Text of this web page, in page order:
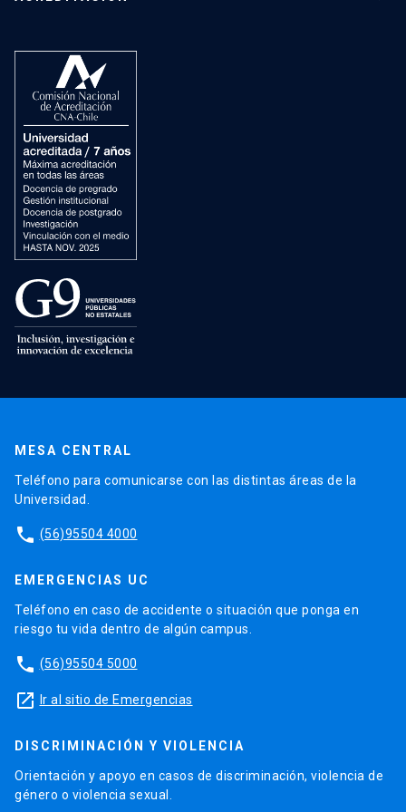
MESA CENTRAL
Teléfono para comunicarse con las distintas áreas de la
Universidad.
phone (56)95504 4000
EMERGENCIAS UC
Teléfono en caso de accidente o situación que ponga en
riesgo tu vida dentro de algún campus.
phone (56)95504 5000
launch Ir al sitio de Emergencias
DISCRIMINACIÓN Y VIOLENCIA
Orientación y apoyo en casos de discriminación, violencia de
género o violencia sexual.